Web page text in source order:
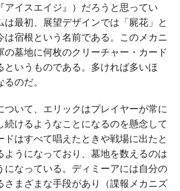
アイスエイジ』）だろうと思ってい
は最初、展望デザインでは「屍花」と
は宿根という名前である。このメカニ
の墓地に何枚のクリーチャー・カード
というものである。多ければ多いほ
のだ。
いて、エリックはプレイヤーが常に
続けるようなことになるのを懸念して
ドはすべて唱えたときや戦場に出たと
ようになっており、墓地を数えるのは
になっている。ディミーアには自分の
さまざまな手段があり（諜報メカニズ